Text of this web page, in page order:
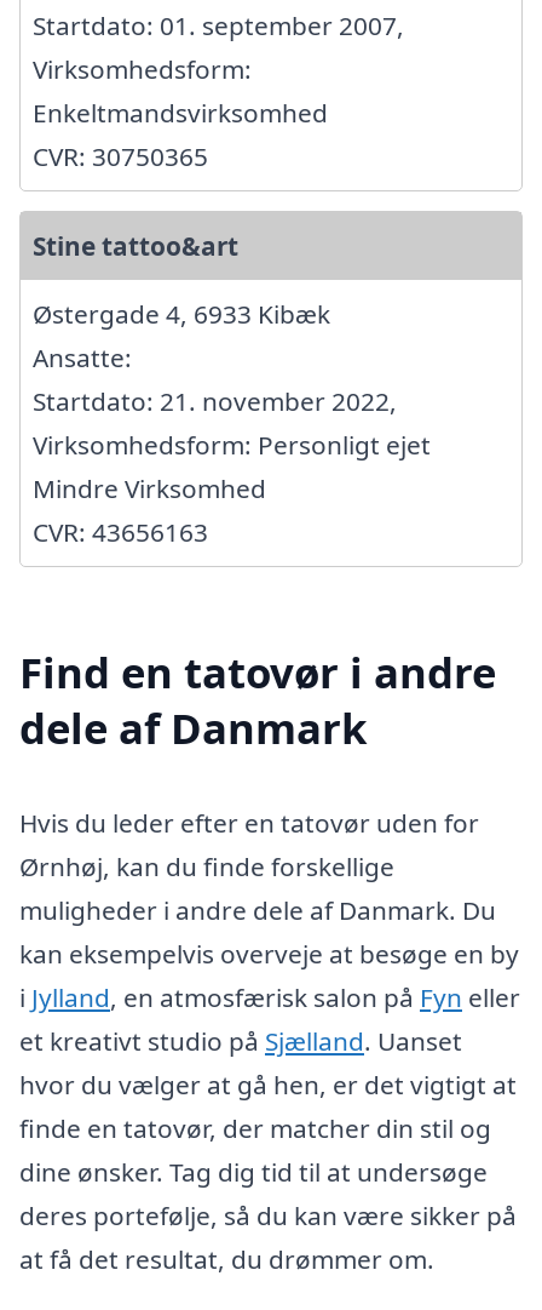
Startdato: 01. september 2007,
Virksomhedsform:
Enkeltmandsvirksomhed
CVR: 30750365
Stine tattoo&art
Østergade 4, 6933 Kibæk
Ansatte:
Startdato: 21. november 2022,
Virksomhedsform: Personligt ejet
Mindre Virksomhed
CVR: 43656163
Find en tatovør i andre
dele af Danmark
Hvis du leder efter en tatovør uden for
Ørnhøj, kan du finde forskellige
muligheder i andre dele af Danmark. Du
kan eksempelvis overveje at besøge en by
i Jylland, en atmosfærisk salon på Fyn eller
et kreativt studio på Sjælland. Uanset
hvor du vælger at gå hen, er det vigtigt at
finde en tatovør, der matcher din stil og
dine ønsker. Tag dig tid til at undersøge
deres portefølje, så du kan være sikker på
at få det resultat, du drømmer om.